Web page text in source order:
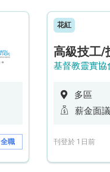
全職
花紅
基督教靈實協
多區
薪金面議
刊登於 1日前